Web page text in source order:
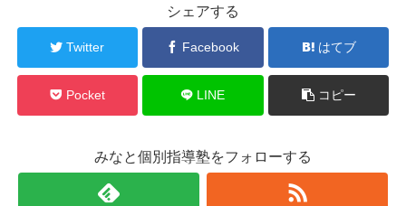
シェアする
Twitter Facebook はてブ
Pocket LINE コピー
みなと個別指導塾をフォローする